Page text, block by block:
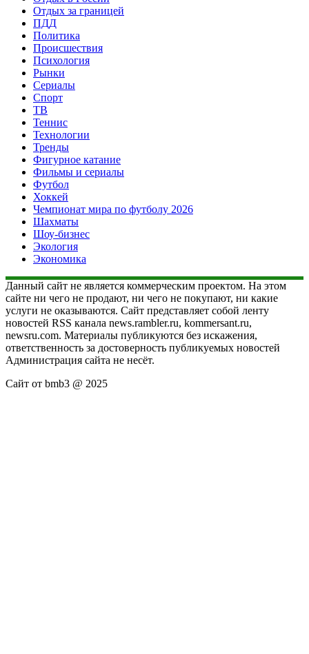
Отдых за границей
ПДД
Политика
Происшествия
Психология
Рынки
Сериалы
Спорт
ТВ
Теннис
Технологии
Тренды
Фигурное катание
Фильмы и сериалы
Футбол
Хоккей
Чемпионат мира по футболу 2026
Шахматы
Шоу-бизнес
Экология
Экономика
Данный сайт не является коммерческим проектом. На этом
сайте ни чего не продают, ни чего не покупают, ни какие
услуги не оказываются. Сайт представляет собой ленту
новостей RSS канала news.rambler.ru, kommersant.ru,
newsru.com. Материалы публикуются без искажения,
ответственность за достоверность публикуемых новостей
Администрация сайта не несёт.
Сайт от bmb3 @ 2025